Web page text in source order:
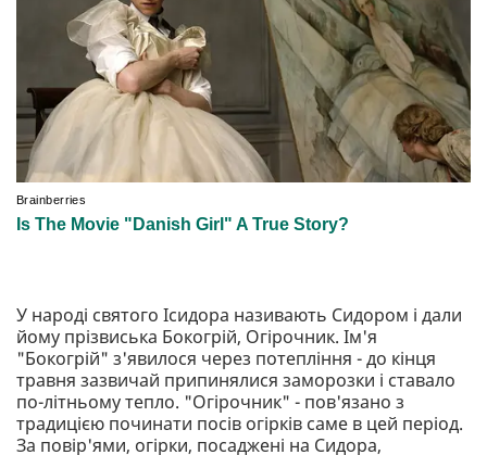
У народі святого Ісидора називають Сидором і дали
йому прізвиська Бокогрій, Огірочник. Ім'я
"Бокогрій" з'явилося через потепління - до кінця
травня зазвичай припинялися заморозки і ставало
по-літньому тепло. "Огірочник" - пов'язано з
традицією починати посів огірків саме в цей період.
За повір'ями, огірки, посаджені на Сидора,